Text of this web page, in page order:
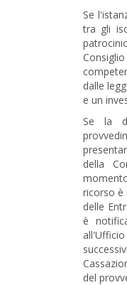
Se
tra gli
dalle
e un
Se la
della
ricorso è
delle
è
del